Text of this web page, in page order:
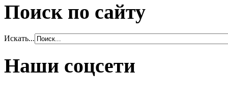
Поиск по сайту
Искать...
Наши соцсети